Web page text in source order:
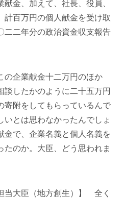
金、加えて、社長、役員、
計百万円の個人献金を受け取
二二年分の政治資金収支報告
企業献金十二万円のほか
談したかのように二十五万円
寄附をしてもらっているんで
とは思わなかったんでしょ
金で、企業名義と個人名義を
のか。大臣、どう思われま
当大臣（地方創生）】 全く